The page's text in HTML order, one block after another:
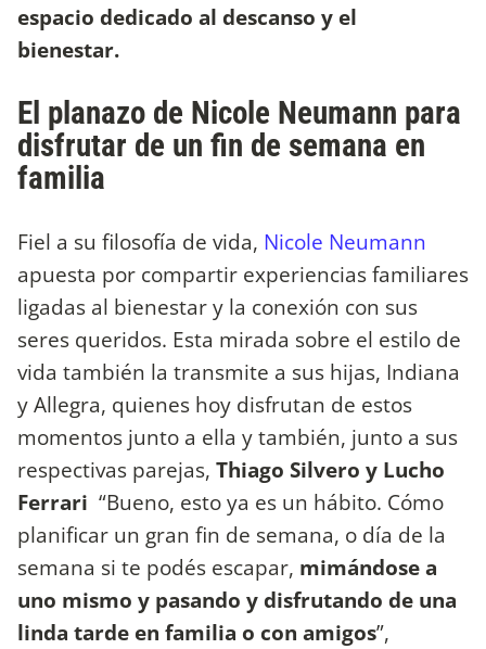
espacio dedicado al descanso y el
bienestar.
El planazo de Nicole Neumann para
disfrutar de un fin de semana en
familia
Fiel a su filosofía de vida, Nicole Neumann
apuesta por compartir experiencias familiares
ligadas al bienestar y la conexión con sus
seres queridos. Esta mirada sobre el estilo de
vida también la transmite a sus hijas, Indiana
y Allegra, quienes hoy disfrutan de estos
momentos junto a ella y también, junto a sus
respectivas parejas, Thiago Silvero y Lucho
Ferrari “Bueno, esto ya es un hábito. Cómo
planificar un gran fin de semana, o día de la
semana si te podés escapar, mimándose a
uno mismo y pasando y disfrutando de una
linda tarde en familia o con amigos”,